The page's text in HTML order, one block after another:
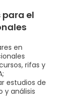
el
en
rifas y
estudios de
y análisis